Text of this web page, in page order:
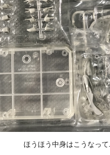
ほうほう中身はこうなって…